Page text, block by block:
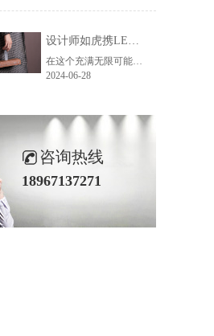
设计师如虎携LEMONLEE红雪松礼盒荣获第六届未来·已来香港新锐当代设计奖铜奖
在这个充满无限可能的2024年夏季，LEMONLEE品牌设计师如虎以其非凡的创意与对自然的深刻理解，精心打造的红雪松木球礼盒，在“2024未来·已来——第六届香港新锐当代设计奖”中摘得铜奖。这不仅是对设计师如虎原创设计能力的嘉奖，更是对LEMONLEE品牌的高度认可。
2024-06-28
咨询热线
18967137271